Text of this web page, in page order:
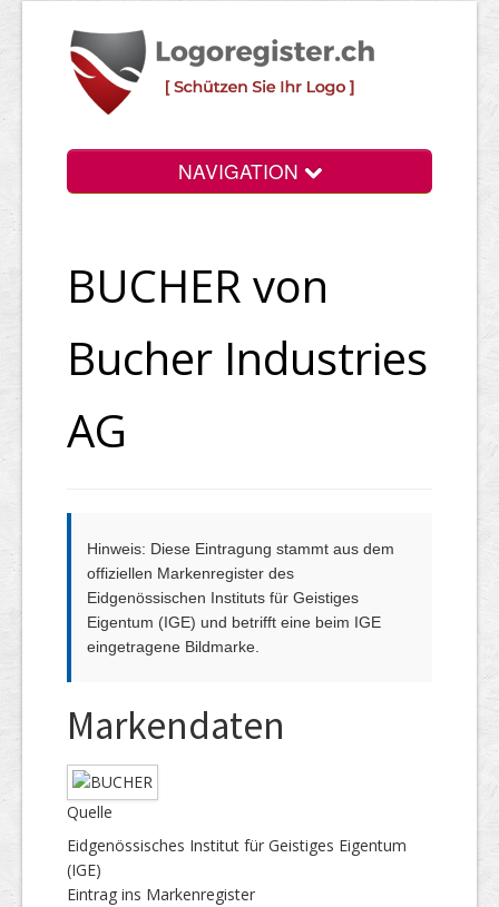
NAVIGATION
Login
Preise
BUCHER von
Bucher Industries
AG
Hinweis: Diese Eintragung stammt aus dem
offiziellen Markenregister des
Eidgenössischen Instituts für Geistiges
Eigentum (IGE) und betrifft eine beim IGE
eingetragene Bildmarke.
Markendaten
Quelle
Eidgenössisches Institut für Geistiges Eigentum
(IGE)
Eintrag ins Markenregister